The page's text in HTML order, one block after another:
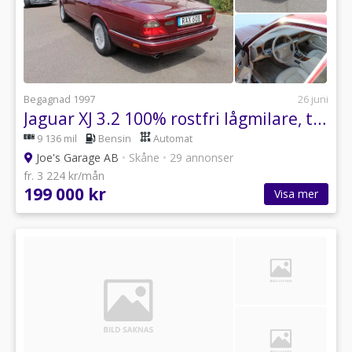
Begagnad 1997 26 juni
Jaguar XJ 3.2 100% rostfri lågmilare, totalt genomgången
9 136 mil Bensin Automat
Joe's Garage AB • Skåne • 29 annonser
fr. 3 224 kr/mån
199 000 kr Visa mer